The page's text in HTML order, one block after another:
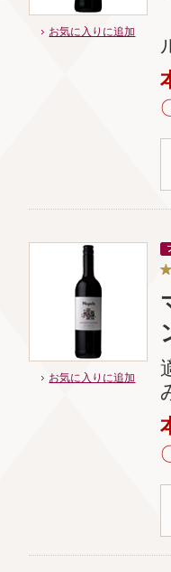
お気に入りに追加
お気に入りに追加